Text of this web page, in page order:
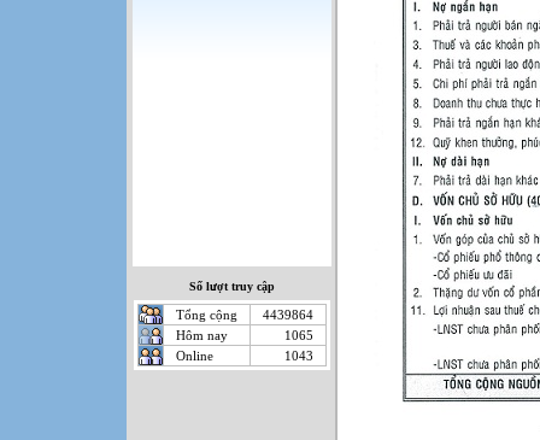
Số lượt truy cập
Tổng cộng
4439864
Hôm nay
1065
Online
1043